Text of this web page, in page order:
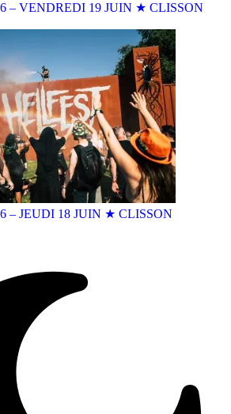
– VENDREDI 19 JUIN ★ CLISSON
– JEUDI 18 JUIN ★ CLISSON